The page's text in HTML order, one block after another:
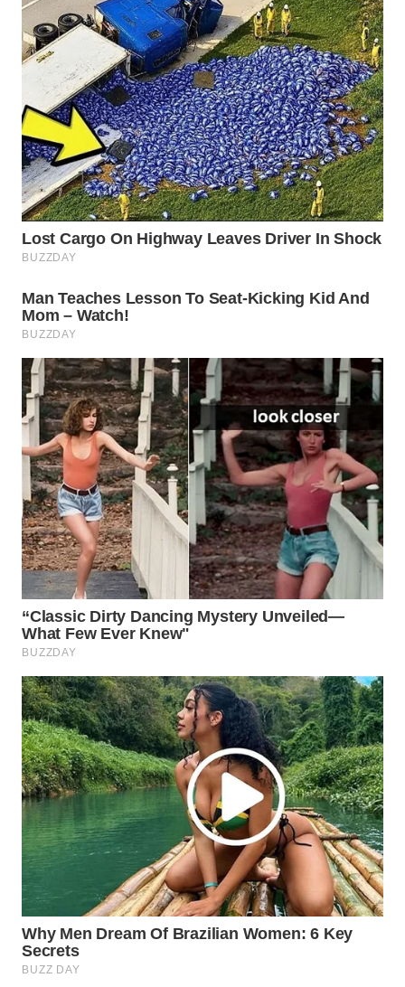
BOROBUDUR
WN
MADURA
WN
SURABAYA
WN
NATUNA
BINTAN
WN
MANDALIKA
WN
LIKUPANG
WN
LABUANBAJO
WN
BORNEO
Wahana
Media
Group
WAHANA
NEWS
WAHANA
TANI
WAHANA
ADVOKAT
INFRASTRUKTUR
WAHANA
KONSUMEN